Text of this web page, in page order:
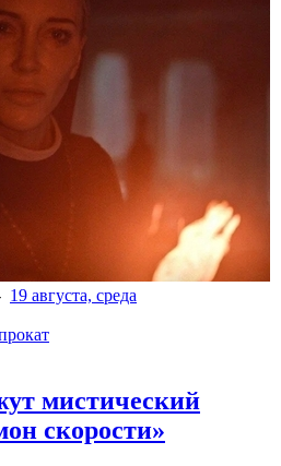
19 августа, среда
мистический
скорости»